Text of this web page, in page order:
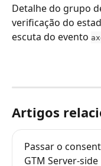
Detalhe do grupo
verificação do
escuta do evento
Artigos
Passar o
GTM Server-side